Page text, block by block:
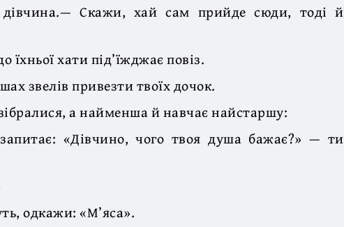
Скажи, хай сам прийде сюди, тоді й
хати під’їжджає повіз.
звелів привезти твоїх дочок.
а найменша й навчає найстаршу:
«Дівчино, чого твоя душа бажає?» — ти
одкажи: «М’яса».